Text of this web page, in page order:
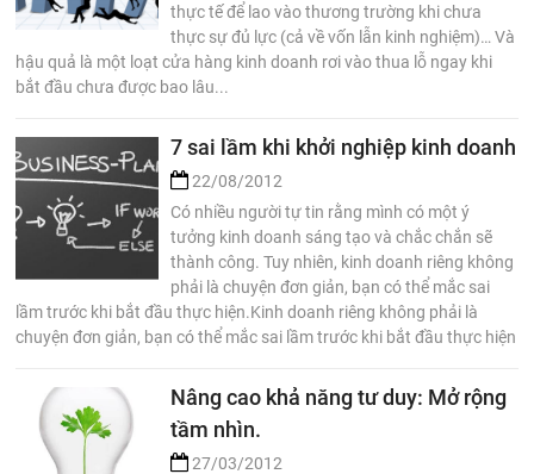
thực tế để lao vào thương trường khi chưa
thực sự đủ lực (cả về vốn lẫn kinh nghiệm)… Và
hậu quả là một loạt cửa hàng kinh doanh rơi vào thua lỗ ngay khi
bắt đầu chưa được bao lâu...
7 sai lầm khi khởi nghiệp kinh doanh
22/08/2012
Có nhiều người tự tin rằng mình có một ý
tưởng kinh doanh sáng tạo và chắc chắn sẽ
thành công. Tuy nhiên, kinh doanh riêng không
phải là chuyện đơn giản, bạn có thể mắc sai
lầm trước khi bắt đầu thực hiện.Kinh doanh riêng không phải là
chuyện đơn giản, bạn có thể mắc sai lầm trước khi bắt đầu thực hiện
Nâng cao khả năng tư duy: Mở rộng
tầm nhìn.
27/03/2012